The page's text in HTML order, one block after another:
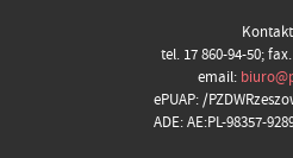
Kontakt
tel. 17 860-94-50;
email:
ePUAP: /
ADE: AE:PL-98357-